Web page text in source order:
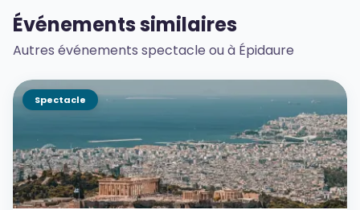
Événements similaires
Autres événements spectacle ou à Épidaure
Spectacle